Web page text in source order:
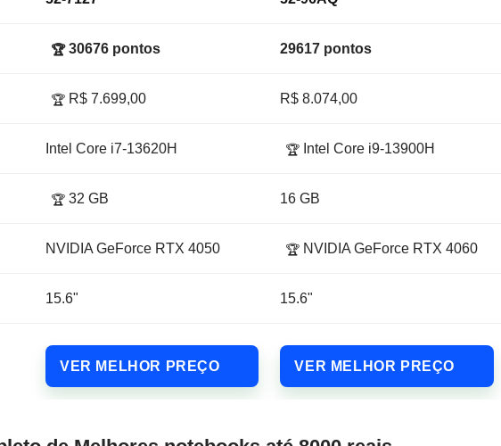
🏆30676 pontos 29617 pontos
🏆 R$ 7.699,00 R$ 8.074,00
Intel Core i7-13620H 🏆 Intel Core i9-13900H
🏆 32 GB 16 GB
NVIDIA GeForce RTX 4050 🏆 NVIDIA GeForce RTX 4060
15.6" 15.6"
VER MELHOR PREÇO VER MELHOR PREÇO